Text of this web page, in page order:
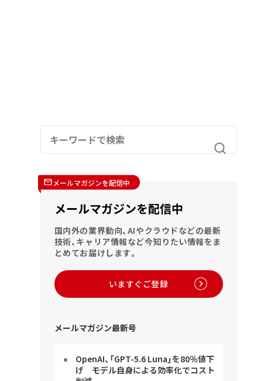
メールマガジンを配信中
メールマガジンを配信中
国内外の業界動向、AIやクラウドなどの最新
技術、キャリア情報など今知りたい情報をま
とめてお届けします。
いますぐご登録
メールマガジン最新号
OpenAI、「GPT-5.6 Luna」を80％値下
げ モデル自身による効率化でコスト